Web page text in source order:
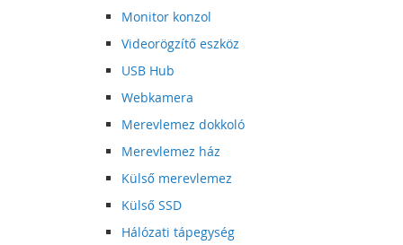
Monitor konzol
Videorögzítő eszköz
USB Hub
Webkamera
Merevlemez dokkoló
Merevlemez ház
Külső merevlemez
Külső SSD
Hálózati tápegység